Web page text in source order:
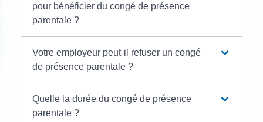
pour bénéficier du congé de présence
parentale ?
Votre employeur peut-il refuser un congé
de présence parentale ?
Quelle la durée du congé de présence
parentale ?